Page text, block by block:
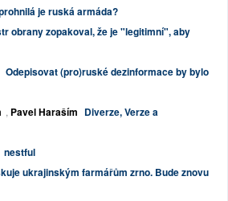
je ruská armáda?
obrany zopakoval, že je "legitimní", aby
Odepisovat (pro)ruské dezinformace by bylo
, Pavel Haraším Diverze, Verze a
nestful
ukrajinským farmářům zrno. Bude znovu